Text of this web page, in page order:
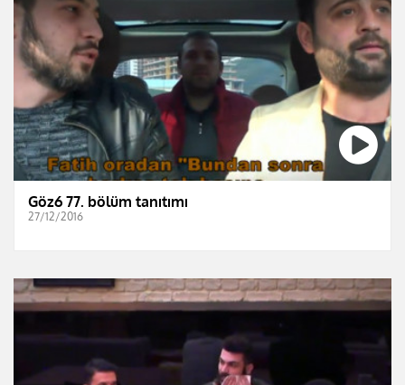
Göz6 77. bölüm tanıtımı
27/12/2016